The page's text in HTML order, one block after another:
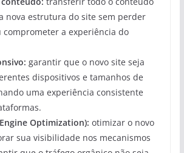
nova estrutura do site sem perder
comprometer a experiência do
garantir que o novo site seja
dispositivos e tamanhos de
uma experiência consistente
Optimization): otimizar o novo
sua visibilidade nos mecanismos